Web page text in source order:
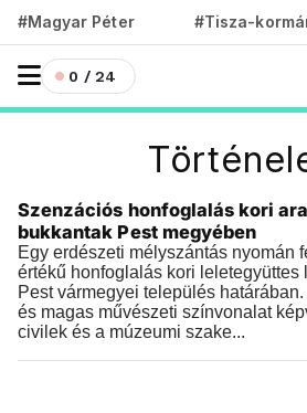
#Magyar Péter #Tisza-
0 / 24
2026.08.07 |14:24
Szenzációs honfoglalás kori
bukkantak Pest megyében
Egy erdészeti mélyszántás nyomán
értékű honfoglalás kori leletegyüttes
Pest vármegyei település
és magas művészeti színvonalat
civilek és a múzeumi szake...